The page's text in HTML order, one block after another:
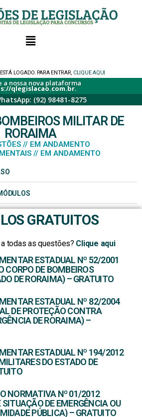
LOGADO. PARA ENTRAR, CLIQUE AQUI
a nossa nova plataforma
qlegislacao.com.br.
(92) 98481-8275
MILITAR DE
RORAIMA
// EM ANDAMENTO
// EM ANDAMENTO
GRATUITOS
todas as questões? Clique aqui
ESTADUAL Nº 52/2001
CORPO DE BOMBEIROS
DE RORAIMA) – GRATUITO
ESTADUAL Nº 82/2004
DE PROTEÇÃO CONTRA
DE RORAIMA) –
ESTADUAL Nº 194/2012
DO ESTADO DE
NORMATIVA Nº 01/2012
SITUAÇÃO DE EMERGÊNCIA OU
PÚBLICA) – GRATUITO